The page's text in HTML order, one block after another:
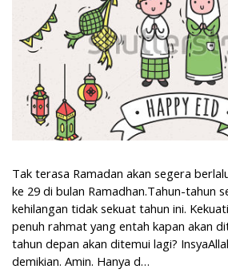
Tak terasa Ramadan akan segera
ke 29 di bulan Ramadhan.Tahun-tahun
kehilangan tidak sekuat tahun ini.
penuh rahmat yang entah kapan akan
tahun depan akan ditemui lagi?
demikian. Amin. Hanya d…